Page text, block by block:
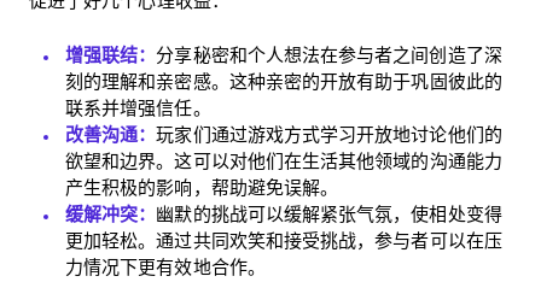
增强联结：分享秘密和个人想法在参与者之间创造了深
刻的理解和亲密感。这种亲密的开放有助于巩固彼此的
联系并增强信任。
改善沟通：玩家们通过游戏方式学习开放地讨论他们的
欲望和边界。这可以对他们在生活其他领域的沟通能力
产生积极的影响，帮助避免误解。
缓解冲突： 幽默的挑战可以缓解紧张气氛，使相处变得
更加轻松。通过共同欢笑和接受挑战，参与者可以在压
力情况下更有效地合作。